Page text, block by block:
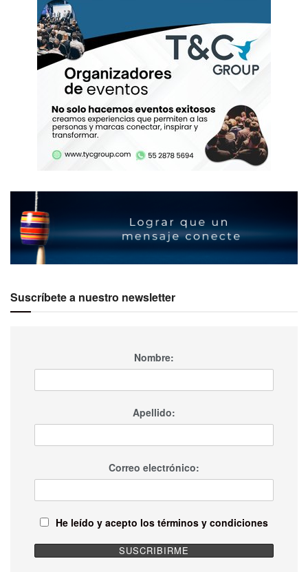
Suscríbete a nuestro newsletter
Nombre:
Apellido:
Correo electrónico:
He leído y acepto los términos y condiciones